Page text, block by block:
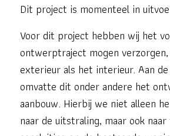
Dit project is momenteel in
Voor dit project hebben wij het
ontwerptraject mogen
exterieur als het interieur. Aan
omvatte dit onder andere het
aanbouw. Hierbij we niet alleen
naar de uitstraling, maar ook